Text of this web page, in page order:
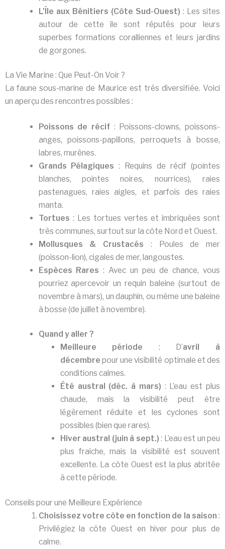
L’Île aux Bénitiers (Côte Sud-Ouest) : Les sites
autour de cette île sont réputés pour leurs
superbes formations coralliennes et leurs jardins
de gorgones.
La Vie Marine : Que Peut-On Voir ?
La faune sous-marine de Maurice est très diversifiée. Voici
un aperçu des rencontres possibles :
Poissons de récif : Poissons-clowns, poissons-
anges, poissons-papillons, perroquets à bosse,
labres, murènes.
Grands Pélagiques : Requins de récif (pointes
blanches, pointes noires, nourrices), raies
pastenagues, raies aigles, et parfois des raies
manta.
Tortues : Les tortues vertes et imbriquées sont
très communes, surtout sur la côte Nord et Ouest.
Mollusques & Crustacés : Poules de mer
(poisson-lion), cigales de mer, langoustes.
Espèces Rares : Avec un peu de chance, vous
pourriez apercevoir un requin baleine (surtout de
novembre à mars), un dauphin, ou même une baleine
à bosse (de juillet à novembre).
Quand y aller ?
Meilleure période : D’avril à
décembre pour une visibilité optimale et des
conditions calmes.
Été austral (déc. à mars) : L’eau est plus
chaude, mais la visibilité peut être
légèrement réduite et les cyclones sont
possibles (bien que rares).
Hiver austral (juin à sept.) : L’eau est un peu
plus fraîche, mais la visibilité est souvent
excellente. La côte Ouest est la plus abritée
à cette période.
Conseils pour une Meilleure Expérience
Choisissez votre côte en fonction de la saison :
Privilégiez la côte Ouest en hiver pour plus de
calme.